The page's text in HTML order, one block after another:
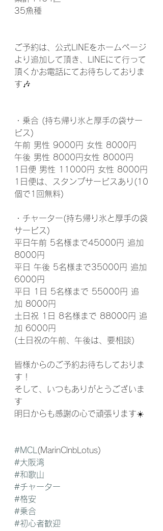
35魚種
ご予約は、公式LINEをホームページ
より追加して頂き、LINEにて行って
頂くかお電話にてお待ちしておりま
す🎶
・乗合 (持ち帰り氷と厚手の袋サー
ビス)
午前 男性 9000円 女性 8000円
午後 男性 8000円女性 8000円
1日便 男性 11000円 女性 8000円
1日便は、スタンプサービスあり(10
個で1回無料)
・チャーター(持ち帰り氷と厚手の袋
サービス)
平日午前 5名様まで45000円 追加
8000円
平日 午後 5名様まで35000円 追加
6000円
平日 1日 5名様まで 55000円 追
加 8000円
土日祝 1日 8名様まで 88000円 追
加 6000円
(土日祝の午前、午後は、要相談)
皆様からのご予約お待ちしておりま
す！
そして、いつもありがとうございま
す
明日からも感謝の心で頑張ります☀️
#MCL (MarinClnbLotus)
#大阪湾
#和歌山
#チャーター
#格安
#乗合
#初心者歓迎